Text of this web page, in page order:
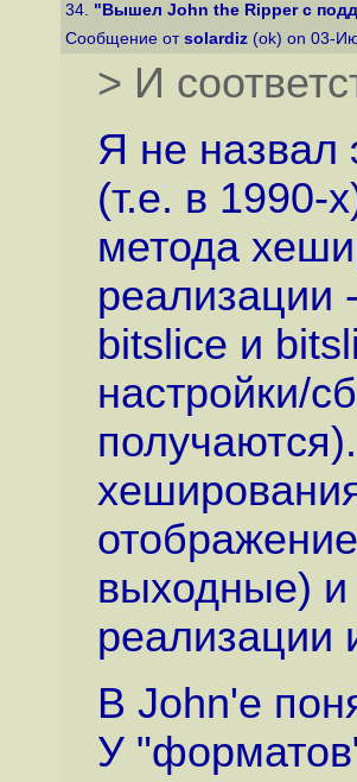
34. "Вышел John the Ripper с
Сообщение от solardiz (ok) on 03-
> И
Я не назвал
(т.е. в 1990-
метода
реализации
bitslice и
настройки/
выходные) и
реализации
В John'е
У